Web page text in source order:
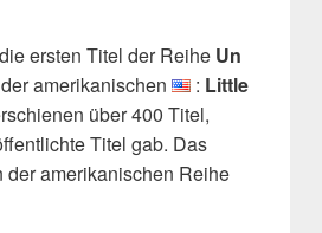
die ersten Titel der Reihe Un
amerikanischen : Little
über 400 Titel,
Titel gab. Das
der amerikanischen Reihe